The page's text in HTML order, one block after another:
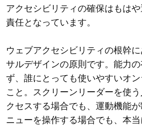
アクセシビリティの確保はもはや
責任となっています。
ウェブアクセシビリティの根幹
サルデザインの原則です。能力
ず、誰にとっても使いやすいオ
こと。スクリーンリーダーを使
クセスする場合でも、運動機能
ニューを操作する場合でも、本